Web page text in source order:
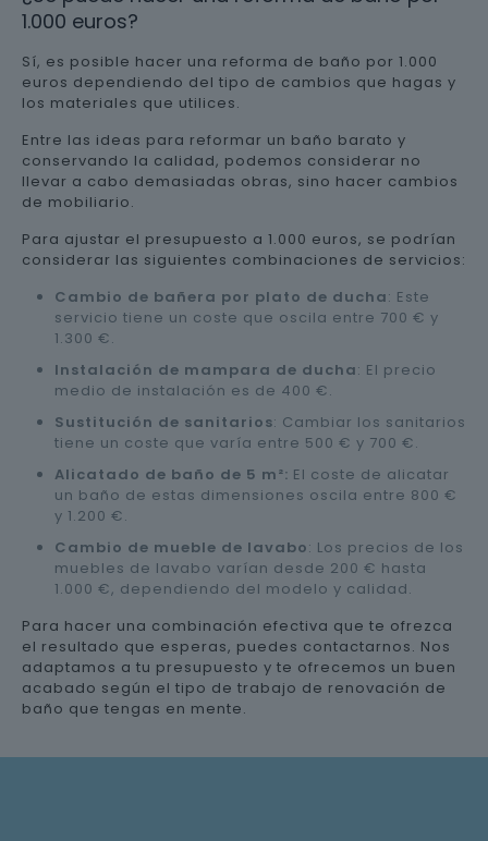
1.000 euros?
Sí, es posible hacer una reforma de baño por 1.000
euros dependiendo del tipo de cambios que hagas y
los materiales que utilices.
Entre las ideas para reformar un baño barato y
conservando la calidad, podemos considerar no
llevar a cabo demasiadas obras, sino hacer cambios
de mobiliario.
Para ajustar el presupuesto a 1.000 euros, se podrían
considerar las siguientes combinaciones de servicios:
Cambio de bañera por plato de ducha: Este
servicio tiene un coste que oscila entre 700 € y
1.300 €.
Instalación de mampara de ducha: El precio
medio de instalación es de 400 €.
Sustitución de sanitarios: Cambiar los sanitarios
tiene un coste que varía entre 500 € y 700 €.
Alicatado de baño de 5 m²: El coste de alicatar
un baño de estas dimensiones oscila entre 800 €
y 1.200 €.
Cambio de mueble de lavabo: Los precios de los
muebles de lavabo varían desde 200 € hasta
1.000 €, dependiendo del modelo y calidad.
Para hacer una combinación efectiva que te ofrezca
el resultado que esperas, puedes contactarnos. Nos
adaptamos a tu presupuesto y te ofrecemos un buen
acabado según el tipo de trabajo de renovación de
baño que tengas en mente.